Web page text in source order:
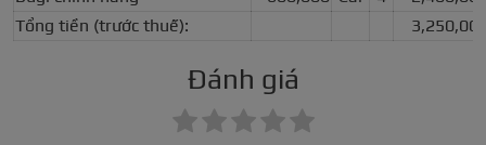
Tổng tiền (trước thuế):
Đánh giá